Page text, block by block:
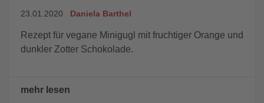
23.01.2020 Daniela Barthel
Rezept für vegane Minigugl mit fruchtiger Orange und
dunkler Zotter Schokolade.
mehr lesen